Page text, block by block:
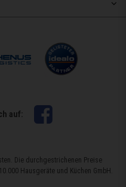
auf:
Die durchgestrichenen Preise
Hausgeräte und Küchen GmbH.